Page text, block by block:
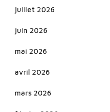
juillet 2026
juin 2026
mai 2026
avril 2026
mars 2026